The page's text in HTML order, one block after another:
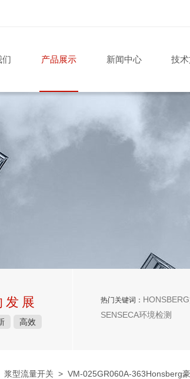
们 产品展示 新闻中心 技
发展
高效
热门关键词：
SENSECA环境检测
浆型流量开关 > VM-025GR060A-363Honsberg